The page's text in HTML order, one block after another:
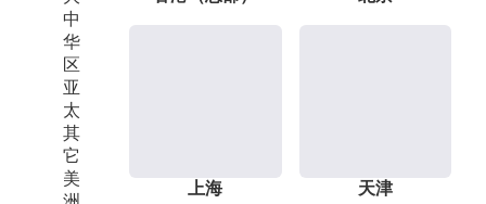
中
华
区
亚
太
其
它
美
上海 天津